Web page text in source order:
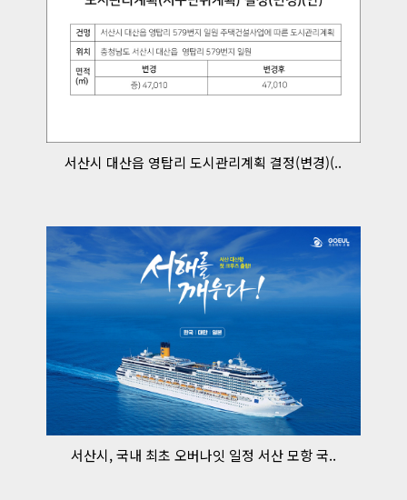
서산시 대산읍 영탑리 도시관리계획 결정(변경)(..
서산시, 국내 최초 오버나잇 일정 서산 모항 국..